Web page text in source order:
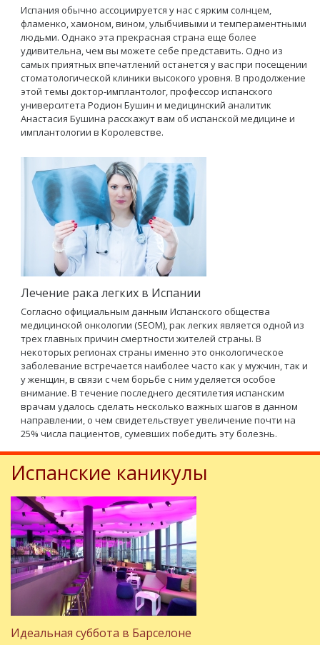
Испания обычно ассоциируется у нас с ярким солнцем,
фламенко, хамоном, вином, улыбчивыми и темпераментными
людьми. Однако эта прекрасная страна еще более
удивительна, чем вы можете себе представить. Одно из
самых приятных впечатлений останется у вас при посещении
стоматологической клиники высокого уровня. В продолжение
этой темы доктор-имплантолог, профессор испанского
университета Родион Бушин и медицинский аналитик
Анастасия Бушина расскажут вам об испанской медицине и
имплантологии в Королевстве.
Лечение рака легких в Испании
Согласно официальным данным Испанского общества
медицинской онкологии (SEOM), рак легких является одной из
трех главных причин смертности жителей страны. В
некоторых регионах страны именно это онкологическое
заболевание встречается наиболее часто как у мужчин, так и
у женщин, в связи с чем борьбе с ним уделяется особое
внимание. В течение последнего десятилетия испанским
врачам удалось сделать несколько важных шагов в данном
направлении, о чем свидетельствует увеличение почти на
25% числа пациентов, сумевших победить эту болезнь.
Испанские каникулы
Идеальная суббота в Барселоне